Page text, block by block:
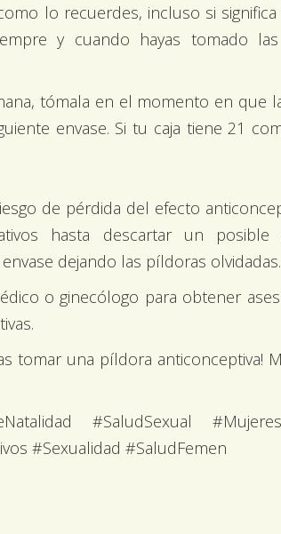
lo recuerdes, incluso si
y cuando hayas tomado
tómala en el momento en que
envase. Si tu caja tiene 21
de pérdida del efecto
hasta descartar un
dejando las píldoras olvidadas.
o ginecólogo para obtener
tomar una píldora anticonceptiva!
#SaludSexual
#Sexualidad #SaludFemen